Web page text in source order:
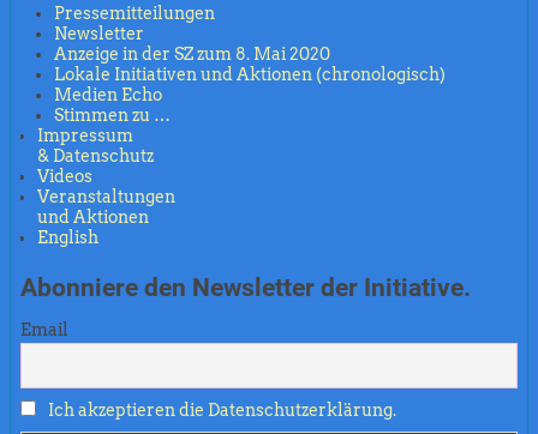
Pressemitteilungen
Newsletter
Anzeige in der SZ zum 8. Mai 2020
Lokale Initiativen und Aktionen (chronologisch)
Medien Echo
Stimmen zu …
Impressum
& Datenschutz
Videos
Veranstaltungen
und Aktionen
English
Abonniere den Newsletter der Initiative.
Email
Ich akzeptieren die Datenschutzerklärung.